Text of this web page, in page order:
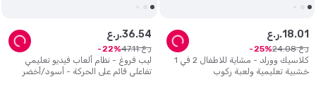
كلاسيك وورلد - مشاية للاطفال 2 في 1
خشبية تعليمية ولعبة ركوب
ر.ع.18.01
ر.ع. 24.08
25
ليب فروغ - نظام ألعاب فيديو تعليمي
تفاعلي قائم على الحركة - أسود/أخضر
ر.ع.36.54
ر.ع. 47.11
22